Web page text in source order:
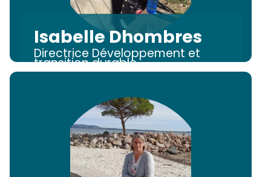
Isabelle Dhombres
Directrice Développement et
transition durable